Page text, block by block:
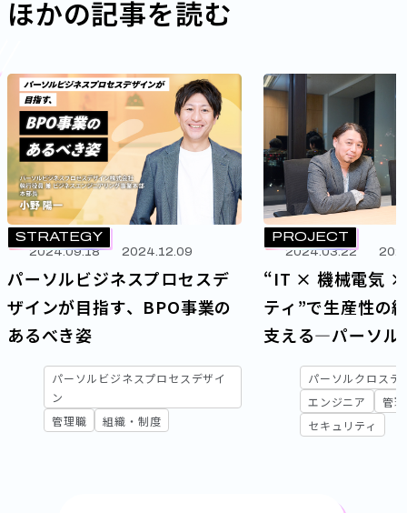
ほかの記事を読む
STRATEGY
2024.09.18 2024.12.09
パーソルビジネスプロセスデ
ザインが目指す、BPO事業の
あるべき姿
パーソルビジネスプロセスデザイ
ン
管理職
組織・制度
PROJECT
2024.03.22
“IT × 機械電気 ×
ティ”で生産性の
支える―パーソル
ノロジーの新た
パーソルクロステ
エンジニア
管
セキュリティ